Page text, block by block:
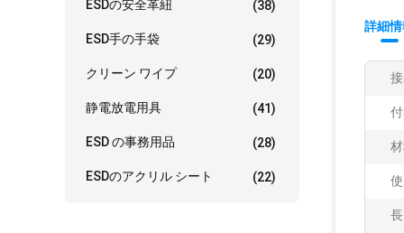
ESDの安全革紐 (38)
ESD手の手袋 (29)
クリーン ワイプ (20)
静電放電用具 (41)
ESD の事務用品 (28)
ESDのアクリル シート (22)
詳細情